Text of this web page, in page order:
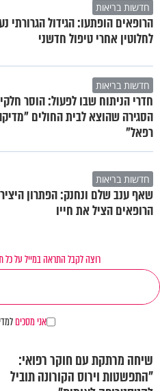
חדשות בריאות
הרופאים הופתעו: הגידול הגרורתי
לחלוטין אחרי טיפול חדשני
חדשות בריאות
חדרי הניתוח שבו לפעול: הוסר
הסגירה שהוצא לבית החולים
רפאל"
חדשות בריאות
שאף ענב שלם ונחנק: הפתרון
הרופאים הציל את חייו
רוצה לקבל התראה במייל על כל
אני מסכים
שיחה מרתקת עם חוקר רפואי:
"התפשטות וירוס הקורונה תוביל